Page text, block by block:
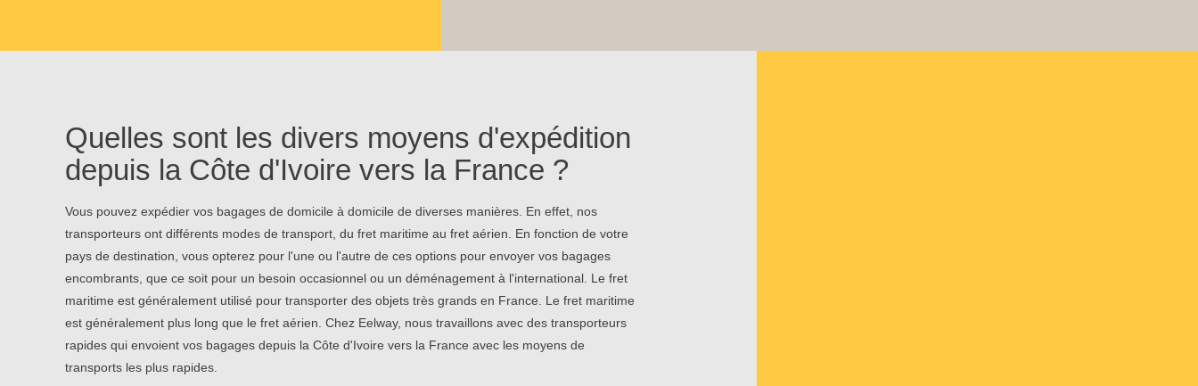
Quelles sont les divers moyens d'expédition
depuis la Côte d'Ivoire vers la France ?
Vous pouvez expédier vos bagages de domicile à domicile de diverses manières. En effet, nos
transporteurs ont différents modes de transport, du fret maritime au fret aérien. En fonction de votre
pays de destination, vous opterez pour l'une ou l'autre de ces options pour envoyer vos bagages
encombrants, que ce soit pour un besoin occasionnel ou un déménagement à l'international. Le fret
maritime est généralement utilisé pour transporter des objets très grands en France. Le fret maritime
est généralement plus long que le fret aérien. Chez Eelway, nous travaillons avec des transporteurs
rapides qui envoient vos bagages depuis la Côte d'Ivoire vers la France avec les moyens de
transports les plus rapides.